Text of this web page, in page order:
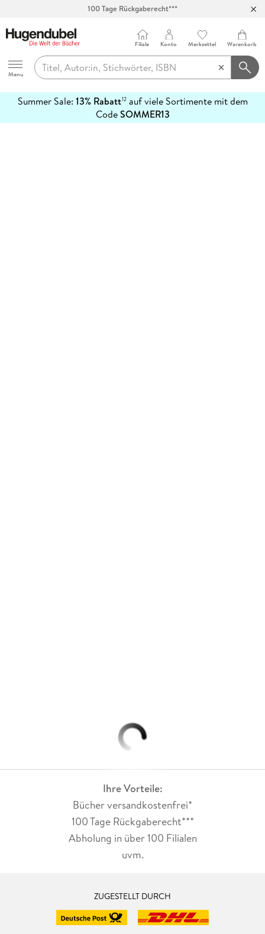
100 Tage Rückgaberecht***
Hugendubel
Menu
Filiale Konto Merkzettel Warenkorb
Summer Sale: 13% Rabatt12auf viele Sortimente mit dem
CodeSOMMER13
erfahren
Ihre Vorteile:
Bücher versandkostenfrei*
100 Tage Rückgaberecht***
Abholung in über 100 Filialen
uvm.
ZUGESTELLT DURCH